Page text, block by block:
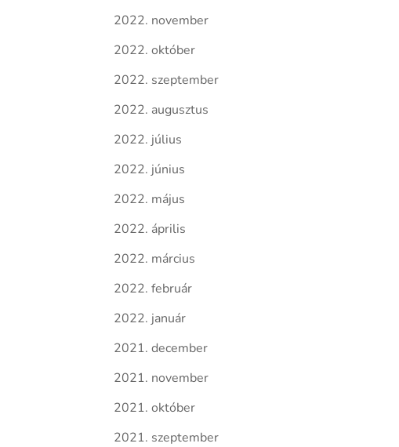
2022. november
2022. október
2022. szeptember
2022. augusztus
2022. július
2022. június
2022. május
2022. április
2022. március
2022. február
2022. január
2021. december
2021. november
2021. október
2021. szeptember